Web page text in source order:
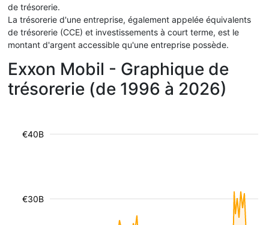
de trésorerie.
La trésorerie d'une entreprise, également appelée équivalents
de trésorerie (CCE) et investissements à court terme, est le
montant d'argent accessible qu'une entreprise possède.
Exxon Mobil - Graphique de
trésorerie (de 1996 à 2026)
€30B
€40B